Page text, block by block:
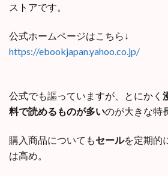
ストアです。
公式ホームページはこちら↓
https://ebookjapan.yahoo.co.jp/
公式でも謳っていますが、とにかく
料で読めるものが多いのが大きな特
購入商品についてもセールを定期的
は高め。